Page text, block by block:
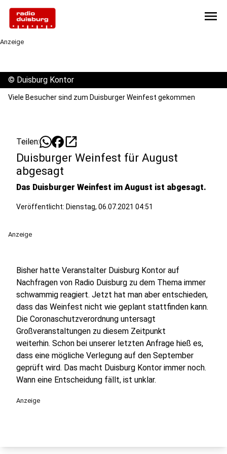
menu
Anzeige
© Duisburg Kontor
Viele Besucher sind zum Duisburger Weinfest gekommen
Teilen: open_in_new
Duisburger Weinfest für August
abgesagt
Das Duisburger Weinfest im August ist abgesagt.
Veröffentlicht: Dienstag, 06.07.2021 04:51
Anzeige
Bisher hatte Veranstalter Duisburg Kontor auf
Nachfragen von Radio Duisburg zu dem Thema immer
schwammig reagiert. Jetzt hat man aber entschieden,
dass das Weinfest nicht wie geplant stattfinden kann.
Die Coronaschutzverordnung untersagt
Großveranstaltungen zu diesem Zeitpunkt
weiterhin. Schon bei unserer letzten Anfrage hieß es,
dass eine mögliche Verlegung auf den September
geprüft wird. Das macht Duisburg Kontor immer noch.
Wann eine Entscheidung fällt, ist unklar.
Anzeige